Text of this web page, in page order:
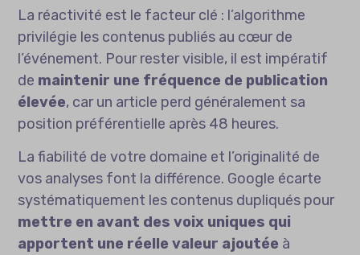
La réactivité est le facteur clé : l’algorithme
privilégie les contenus publiés au cœur de
l’événement. Pour rester visible, il est impératif
de maintenir une fréquence de publication
élevée, car un article perd généralement sa
position préférentielle après 48 heures.
La fiabilité de votre domaine et l’originalité de
vos analyses font la différence. Google écarte
systématiquement les contenus dupliqués pour
mettre en avant des voix uniques qui
apportent une réelle valeur ajoutée à